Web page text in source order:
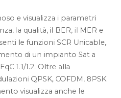
e visualizza i parametri
la qualità, il BER, il MER e
le funzioni SCR Unicable,
di un impianto Sat a
1.1/1.2. Oltre alla
QPSK, COFDM, 8PSK
visualizza anche le